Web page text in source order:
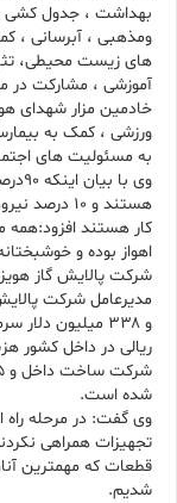
بهداشت ، جدول کشی و
ومذهبی ، آبرسانی ،
های زیست محیطی،
آموزشی ، مشارکت در
خادمین مزار شهدای
ورزشی ، کمک به
به مسئولیت های
وی
هستند و ۱۰
کار هستند
شرکت پالایش گاز
مدیرعامل شرکت
و ۳۳۸ میلیون
شده است.
وی گفت: در مرحله
تجهیزات همراهی
قطعات که مهمترین
شدیم.